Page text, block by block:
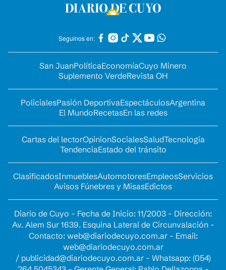
Seguinos en:
San JuanPolíticaEconomíaCuyo Minero
Suplemento VerdeRevista OH
PolicialesPasión DeportivaEspectáculosArgentina
El MundoRecetasEn las redes
Cartas del lectorOpinionSocialesSaludTecnología
TendenciaEstado del tránsito
ClasificadosInmueblesAutomotoresEmpleosServicios
Avisos Fúnebres y MisasEdictos
Diario de Cuyo - Fecha de Inicio: 11/2003 - Dirección:
Av. Alem Sur 1639. Esquina Lateral de Circunvalación -
Contacto: web@diariodecuyo.com.ar- Email:
web@diariodecuyo.com.ar
/ publicidad@diariodecuyo.com.ar- Whatsapp: (054)